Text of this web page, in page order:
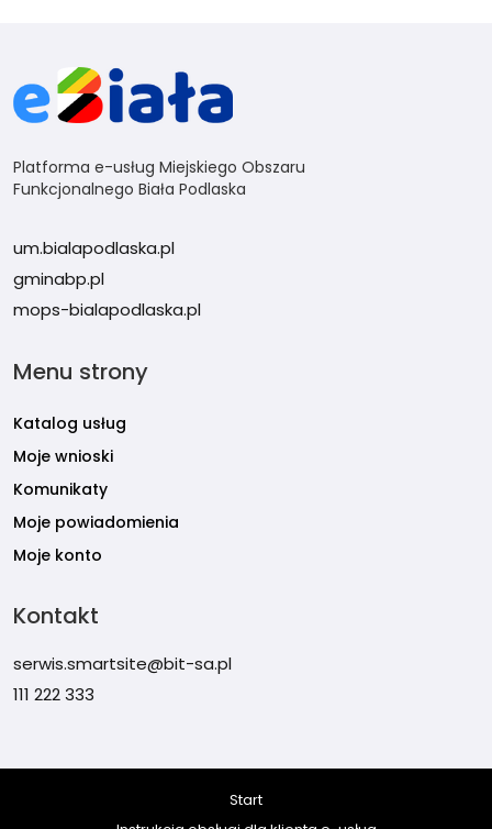
Platforma e-usług Miejskiego Obszaru
Funkcjonalnego Biała Podlaska
um.bialapodlaska.pl
gminabp.pl
mops-bialapodlaska.pl
Menu strony
Katalog usług
Moje wnioski
Komunikaty
Moje powiadomienia
Moje konto
Kontakt
serwis.smartsite@bit-sa.pl
111 222 333
Start